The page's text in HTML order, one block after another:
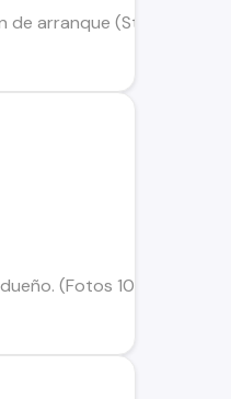
de arranque (Start/
(Fotos 100%